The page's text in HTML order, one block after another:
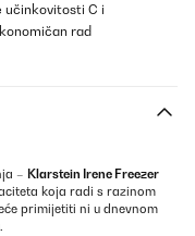
učinkovitosti C i
rad
– Klarstein Irene Freezer
koja radi s razinom
primijetiti ni u dnevnom